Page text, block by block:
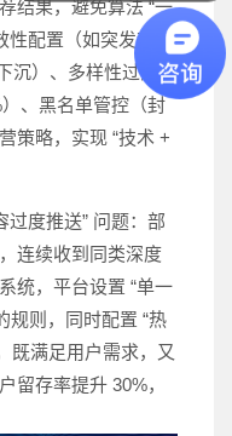
结果，避免算法 “一
性配置（如突发新闻
沉）、多样性过滤
）、黑名单管控（封
策略，实现 “技术 +
过度推送” 问题：部
连续收到同类深度
统，平台设置 “单一
规则，同时配置 “热
既满足用户需求，又
留存率提升 30%，